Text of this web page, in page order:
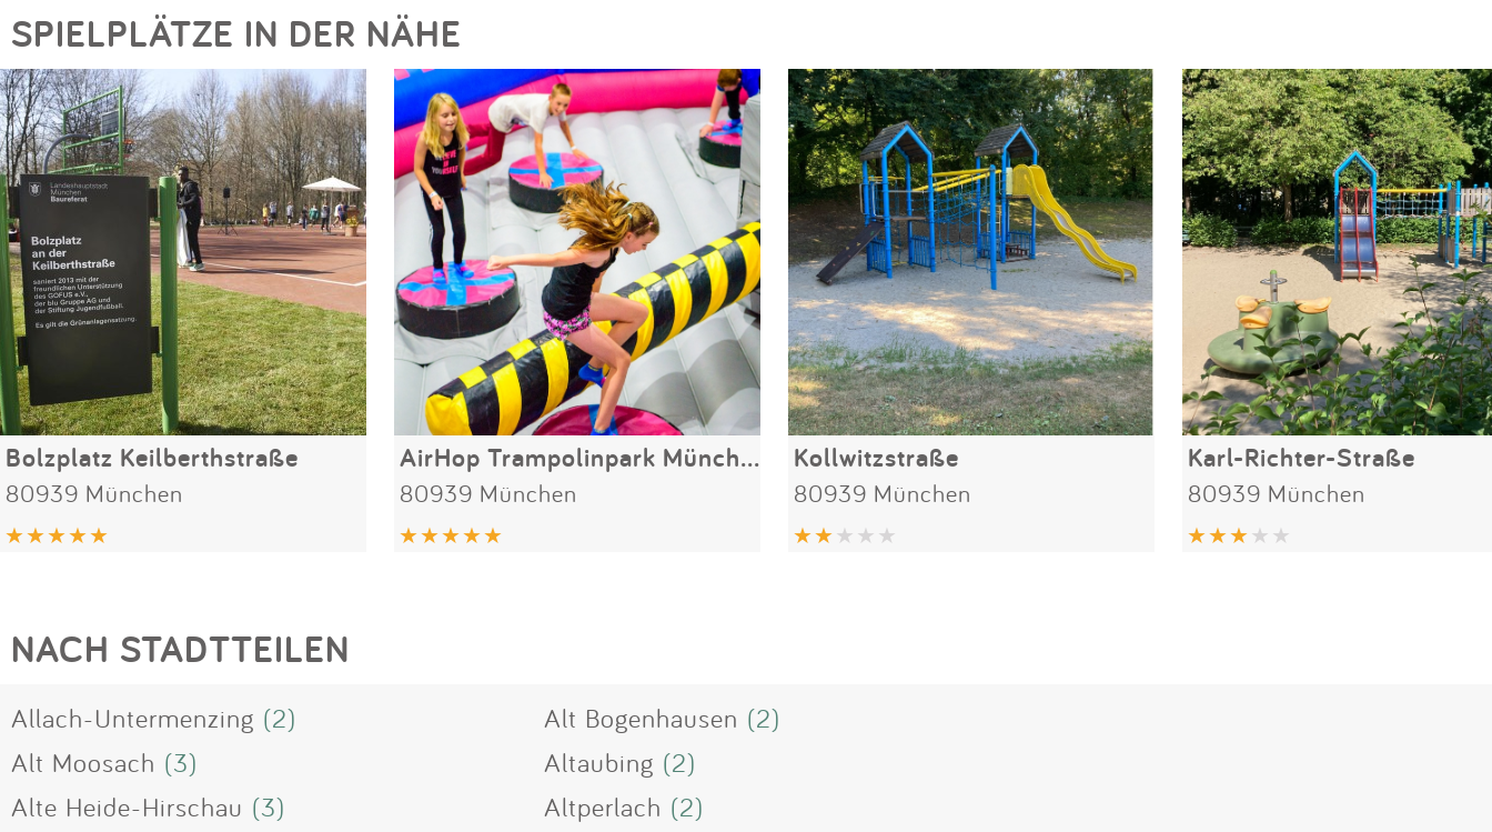
SPIELPLÄTZE IN DER NÄHE
Bolzplatz Keilberthstraße
80939 München
AirHop Trampolinpark München
80939 München
Kollwitzstraße
80939 München
Karl-Richter-Straße
80939 München
NACH STADTTEILEN
Allach-Untermenzing (2) Alt Bogenhausen (2)
Alt Moosach (3) Altaubing (2)
Alte Heide-Hirschau (3) Altperlach (2)